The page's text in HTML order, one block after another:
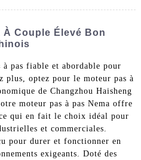
À Couple Élevé Bon
à pas fiable et abordable pour
plus, optez pour le moteur pas à
de Changzhou Haisheng
moteur pas à pas Nema offre
qui en fait le choix idéal pour
et commerciales.
pour durer et fonctionner en
exigeants. Doté des